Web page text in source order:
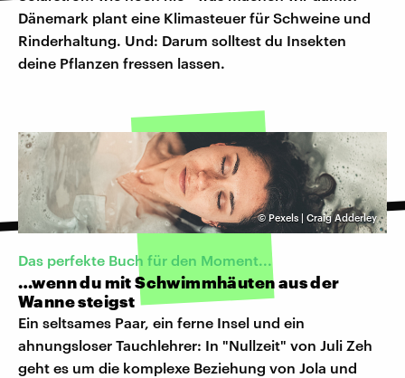
Dänemark plant eine Klimasteuer für Schweine und
Rinderhaltung. Und: Darum solltest du Insekten
deine Pflanzen fressen lassen.
©Pexels | Craig Adderley
Das perfekte Buch für den Moment...
…wenn du mit Schwimmhäuten aus der
Wanne steigst
Ein seltsames Paar, ein ferne Insel und ein
ahnungsloser Tauchlehrer: In "Nullzeit" von Juli Zeh
geht es um die komplexe Beziehung von Jola und